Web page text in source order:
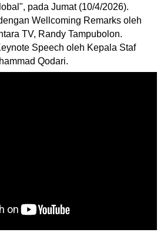
pada Jumat (10/4/2026).
Wellcoming Remarks oleh
TV, Randy Tampubolon.
Speech oleh Kepala Staf
Qodari.